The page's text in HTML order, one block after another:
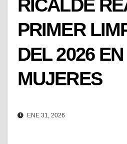
RICALDE
PRIMER
DEL 2026
MUJERES
ENE 31, 2026